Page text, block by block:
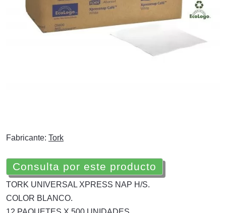
Fabricante: Tork
Consulta por este producto
TORK UNIVERSAL XPRESS NAP H/S.
COLOR BLANCO.